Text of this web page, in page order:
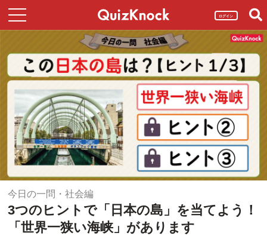
ログイン
今日の一問・社会編
3つのヒントで「日本の島」を当てよう！
「世界一狭い海峡」があります